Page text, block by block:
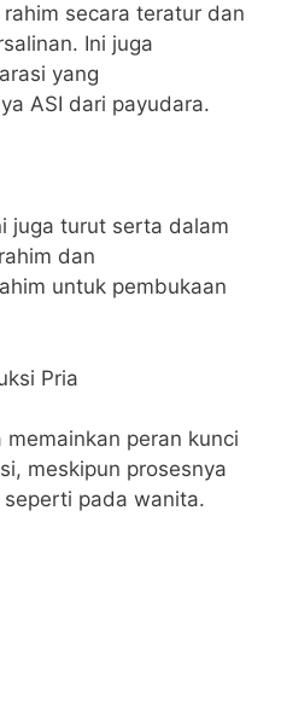
secara teratur dan
Ini juga
yang
ASI dari payudara.
juga turut serta dalam
dan
untuk pembukaan
Pria
peran kunci
meskipun prosesnya
pada wanita.